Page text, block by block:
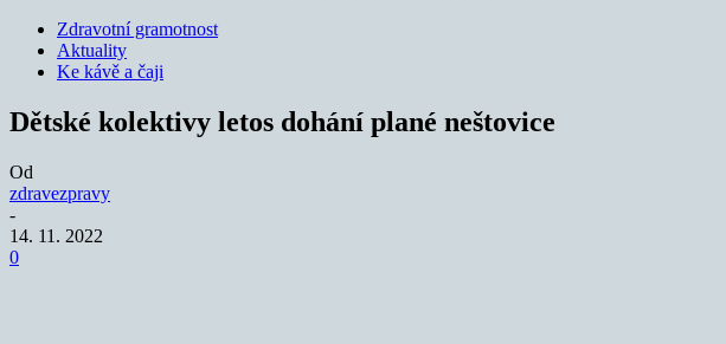
Zdravotní gramotnost
Aktuality
Ke kávě a čaji
Dětské kolektivy letos dohání plané neštovice
Od
zdravezpravy
-
14. 11. 2022
0